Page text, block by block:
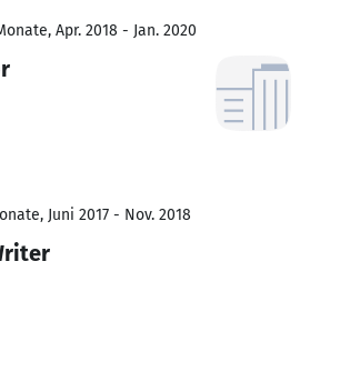
Apr. 2018 - Jan. 2020
Juni 2017 - Nov. 2018